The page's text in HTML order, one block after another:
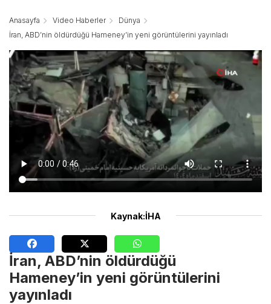
Anasayfa Video Haberler
Dünya
İran, ABD’nin öldürdüğü Hameney’in yeni görüntülerini yayınladı
Kaynak:İHA
İran, ABD’nin öldürdüğü
Hameney’in yeni görüntülerini
yayınladı